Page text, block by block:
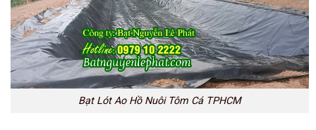
Bạt Lót Ao Hồ Nuôi Tôm Cá TPHCM